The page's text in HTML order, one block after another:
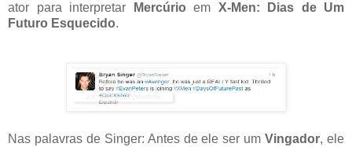
ator para interpretar
Mercúrio em X-Men: Dias de Um
Futuro Esquecido.
Nas palavras de Singer: Antes de ele ser umVingador, ele